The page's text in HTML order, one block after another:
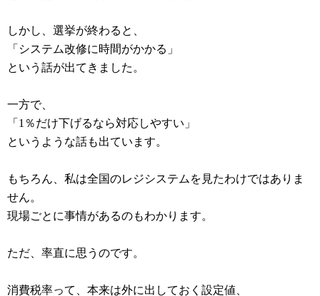
しかし、選挙が終わると、
「システム改修に時間がかかる」
という話が出てきました。
一方で、
「1％だけ下げるなら対応しやすい」
というような話も出ています。
もちろん、私は全国のレジシステムを見たわけではありま
せん。
現場ごとに事情があるのもわかります。
ただ、率直に思うのです。
消費税率って、本来は外に出しておく設定値、